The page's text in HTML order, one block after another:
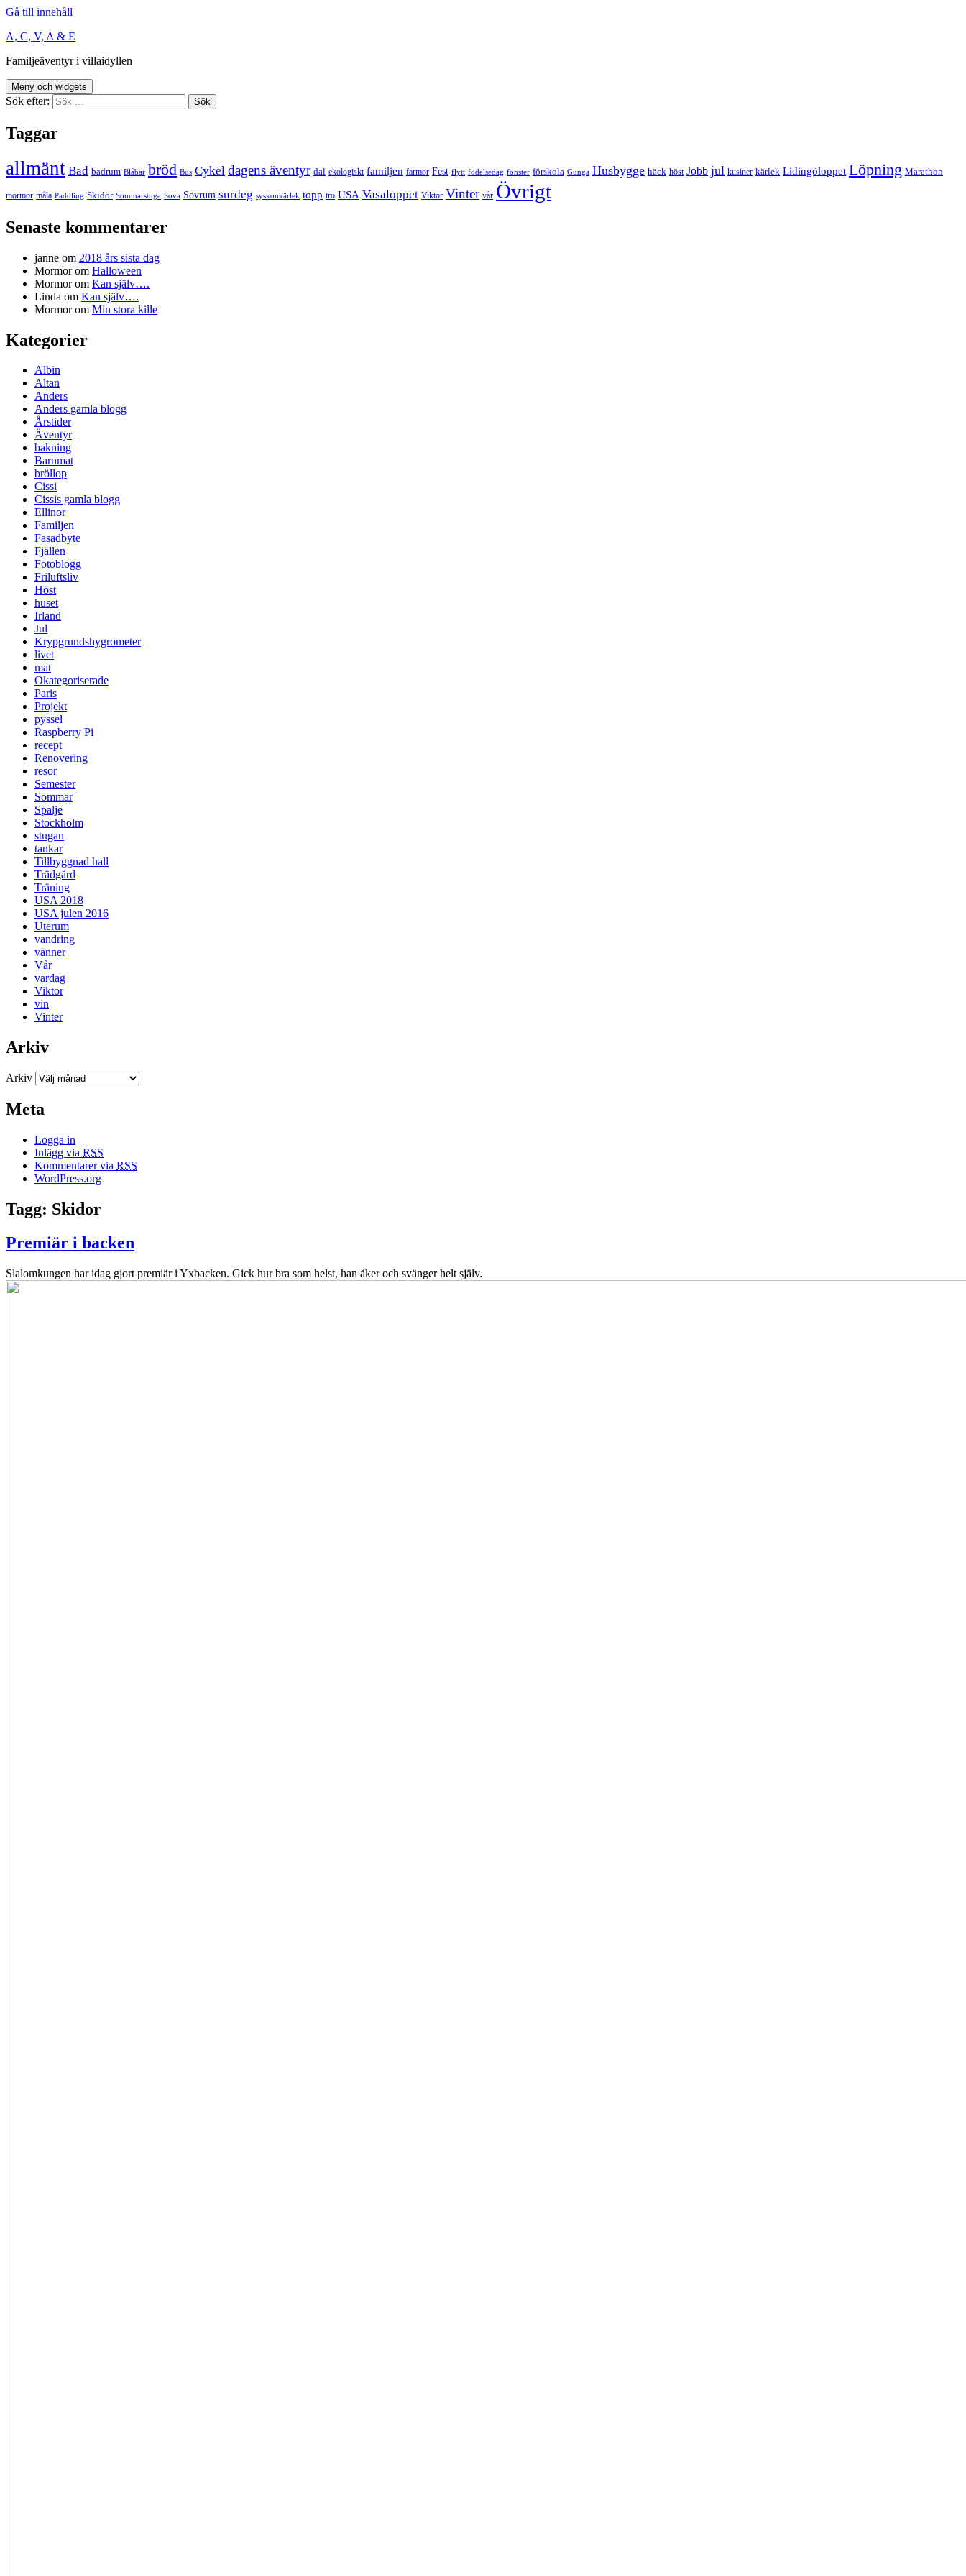
Gå till innehåll
A, C, V, A & E
Familjeäventyr i villaidyllen
Meny och widgets
Sök efter:
Taggar
allmänt Bad badrum Blåbär bröd Bus Cykel dagens äventyr dal ekologiskt familjen farmor Fest flytt födelsedag fönster förskola Gunga Husbygge häck höst Jobb jul kusiner kärlek Lidingöloppet Löpning Marathon
mormor måla Paddling Skidor Sommarstuga Sova Sovrum surdeg syskonkärlek topp tro USA Vasaloppet Viktor Vinter vår Övrigt
Senaste kommentarer
janne om 2018 års sista dag
Mormorom Halloween
Mormorom Kan själv….
Linda om Kan själv….
Mormorom Min stora kille
Kategorier
Albin
Altan
Anders
Anders gamla blogg
Årstider
Äventyr
bakning
Barnmat
bröllop
Cissi
Cissis gamla blogg
Ellinor
Familjen
Fasadbyte
Fjällen
Fotoblogg
Friluftsliv
Höst
huset
Irland
Jul
Krypgrundshygrometer
livet
mat
Okategoriserade
Paris
Projekt
pyssel
Raspberry Pi
recept
Renovering
resor
Semester
Sommar
Spalje
Stockholm
stugan
tankar
Tillbyggnad hall
Trädgård
Träning
USA 2018
USA julen 2016
Uterum
vandring
vänner
Vår
vardag
Viktor
vin
Vinter
Arkiv
Arkiv
Meta
Logga in
Inlägg via RSS
Kommentarer via RSS
WordPress.org
Tagg: Skidor
Premiär i backen
Slalomkungen har idag gjort premiär i Yxbacken. Gick hur bra som helst, han åker och svänger helt själv.